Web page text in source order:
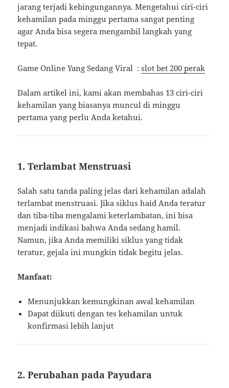
jarang terjadi kebingungannya. Mengetahui ciri-ciri
kehamilan pada minggu pertama sangat penting
agar Anda bisa segera mengambil langkah yang
tepat.
Game Online Yang Sedang Viral :slot bet 200 perak
Dalam artikel ini, kami akan membahas 13 ciri-ciri
kehamilan yang biasanya muncul di minggu
pertama yang perlu Anda ketahui.
1. Terlambat Menstruasi
Salah satu tanda paling jelas dari kehamilan adalah
terlambat menstruasi. Jika siklus haid Anda teratur
dan tiba-tiba mengalami keterlambatan, ini bisa
menjadi indikasi bahwa Anda sedang hamil.
Namun, jika Anda memiliki siklus yang tidak
teratur, gejala ini mungkin tidak begitu jelas.
Manfaat:
Menunjukkan kemungkinan awal kehamilan
Dapat diikuti dengan tes kehamilan untuk
konfirmasi lebih lanjut
2. Perubahan pada Payudara